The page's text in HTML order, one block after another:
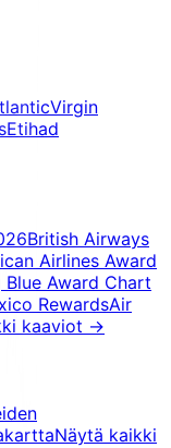
Virgin
Etihad
British Airways
Airlines Award
Blue Award Chart
RewardsAir
kaaviot →
Näytä kaikki